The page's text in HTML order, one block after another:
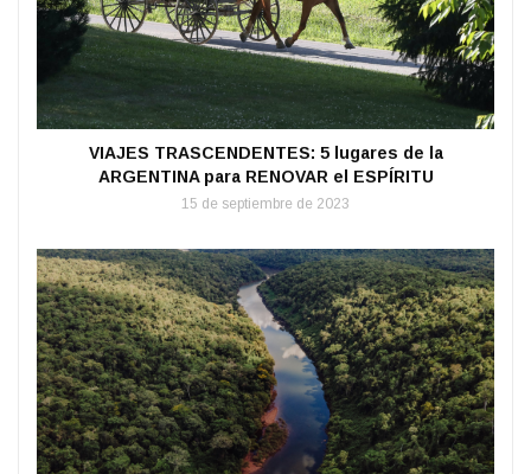
VIAJES TRASCENDENTES: 5 lugares de la
ARGENTINA para RENOVAR el ESPÍRITU
15 de septiembre de 2023